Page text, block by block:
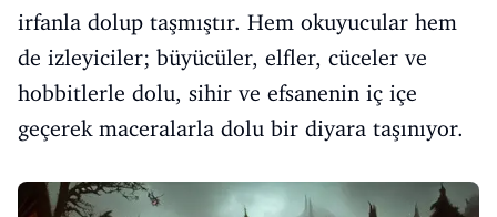
irfanla dolup taşmıştır. Hem okuyucular hem
de izleyiciler; büyücüler, elfler, cüceler ve
hobbitlerle dolu, sihir ve efsanenin iç içe
geçerek maceralarla dolu bir diyara taşınıyor.